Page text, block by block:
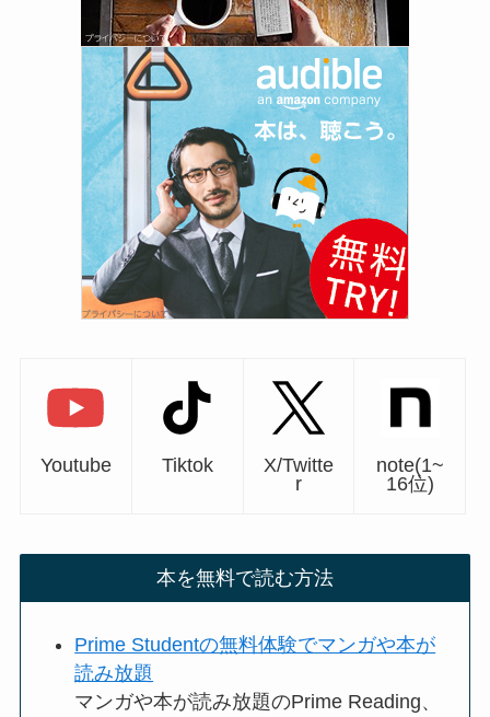
Youtube Tiktok
X/Twitte
r
note(1~
16位)
本を無料で読む方法
Prime Studentの無料体験でマンガや本が
読み放題
マンガや本が読み放題のPrime Reading、